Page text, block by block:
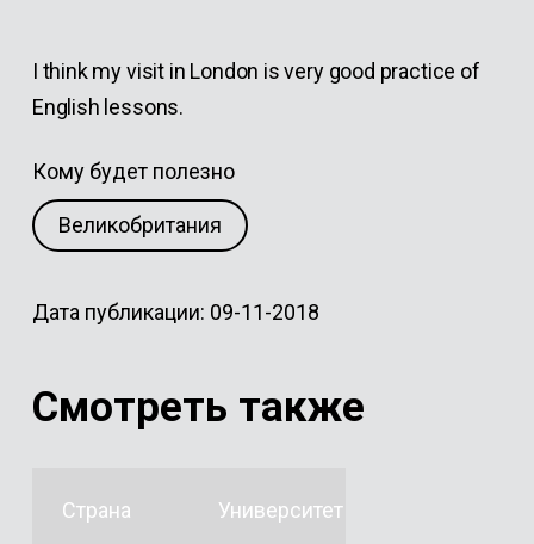
I think my visit in London is very good practice of
English lessons.
Кому будет полезно
Великобритания
Дата публикации: 09-11-2018
Смотреть также
Страна Университет